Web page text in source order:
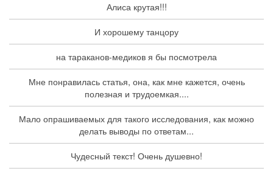
Алиса крутая!!!
И хорошему танцору
на тараканов-медиков я бы посмотрела
Мне понравилась статья, она, как мне кажется, очень
полезная и трудоемкая....
Мало опрашиваемых для такого исследования, как можно
делать выводы по ответам...
Чудесный текст! Очень душевно!